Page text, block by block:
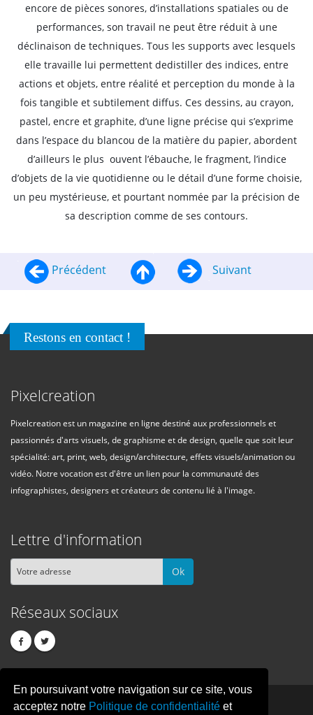
En poursuivant votre navigation sur ce site, vous
acceptez notre Politique de confidentialité et
encore de pièces sonores, d’installations spatiales ou de
performances, son travail ne peut être réduit à une
déclinaison de techniques. Tous les supports avec lesquels
elle travaille lui permettent dedistiller des indices, entre
actions et objets, entre réalité et perception du monde à la
fois tangible et subtilement diffus. Ces dessins, au crayon,
pastel, encre et graphite, d’une ligne précise qui s’exprime
dans l’espace du blancou de la matière du papier, abordent
d’ailleurs le plus ouvent l’ébauche, le fragment, l’indice
d’objets de la vie quotidienne ou le détail d’une forme choisie,
un peu mystérieuse, et pourtant nommée par la précision de
sa description comme de ses contours.
Précédent Suivant
Restons en contact !
Pixelcreation
Pixelcreation est un magazine en ligne destiné aux professionnels et
passionnés d'arts visuels, de graphisme et de design, quelle que soit leur
spécialité: art, print, web, design/architecture, effets visuels/animation ou
vidéo. Notre vocation est d'être un lien pour la communauté des
infographistes, designers et créateurs de contenu lié à l'image.
Lettre d'information
Ok
Réseaux sociaux
PIXELCREATION